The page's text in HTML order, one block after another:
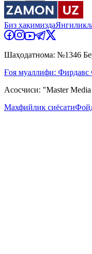
Биз ҳақимизда
Шаҳодатнома: №1346
Ғоя муаллифи: Фирдавс
Асосчиси: "Master
Махфийлик сиёсати